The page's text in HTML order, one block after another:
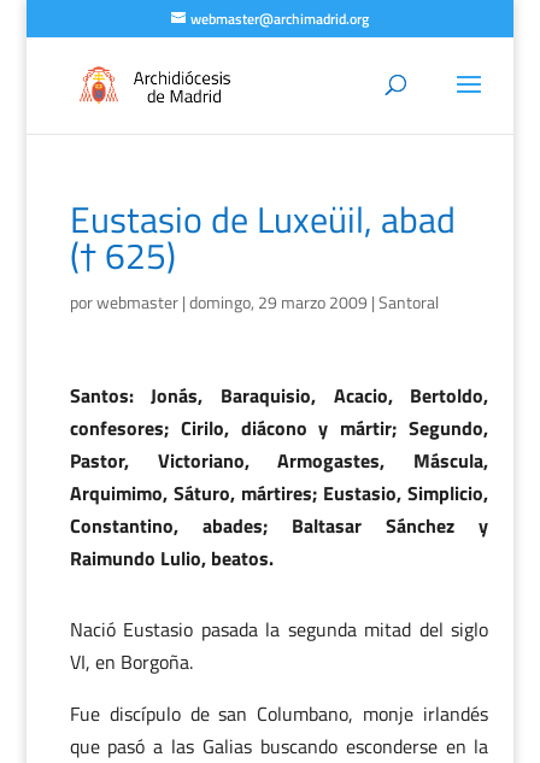
webmaster@archimadrid.org
Eustasio de Luxeüil, abad
(† 625)
porwebmaster|domingo, 29 marzo 2009 |Santoral
Santos: Jonás, Baraquisio, Acacio, Bertoldo,
confesores; Cirilo, diácono y mártir; Segundo,
Pastor, Victoriano, Armogastes, Máscula,
Arquimimo, Sáturo, mártires; Eustasio, Simplicio,
Constantino, abades; Baltasar Sánchez y
Raimundo Lulio, beatos.
Nació Eustasio pasada la segunda mitad del siglo
VI, en Borgoña.
Fue discípulo de san Columbano, monje irlandés
que pasó a las Galias buscando esconderse en la